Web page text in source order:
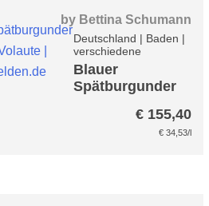
by Bettina Schumann
Deutschland | Baden |
verschiedene
Blauer
Spätburgunder
€ 155,40
€ 34,53/l